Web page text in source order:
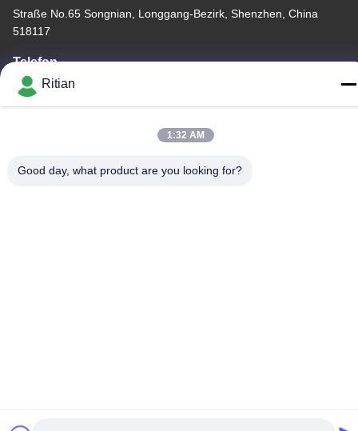
Straße No.65 Songnian, Longgang-Bezirk, Shenzhen, China
518117
Telefon
+86-755-84080323
Gute Qualität Chinas PET-SCHÜTZENDER FILM Lieferant.
Ritian
1:32 AM
Good day, what product are you looking for?